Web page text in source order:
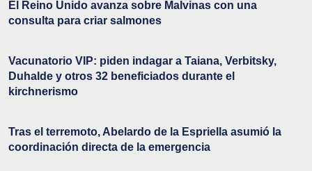
El Reino Unido avanza sobre Malvinas con una
consulta para criar salmones
Vacunatorio VIP: piden indagar a Taiana, Verbitsky,
Duhalde y otros 32 beneficiados durante el
kirchnerismo
Tras el terremoto, Abelardo de la Espriella asumió la
coordinación directa de la emergencia